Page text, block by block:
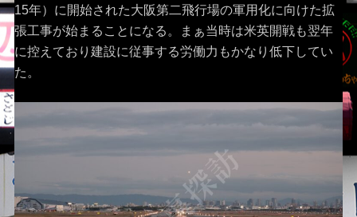
15年）に開始された大阪第二飛行場の軍用化に向けた拡
張工事が始まることになる。まぁ当時は米英開戦も翌年
に控えており建設に従事する労働力もかなり低下してい
た。